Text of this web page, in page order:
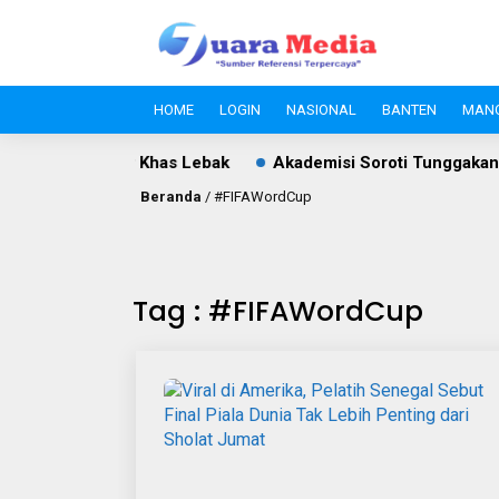
HOME LOGIN NASIONAL BANTEN
dan Kuliner Khas Lebak Akademisi Soroti Tunggakan
Beranda / #FIFAWordCup
Tag : #FIFAWordCup